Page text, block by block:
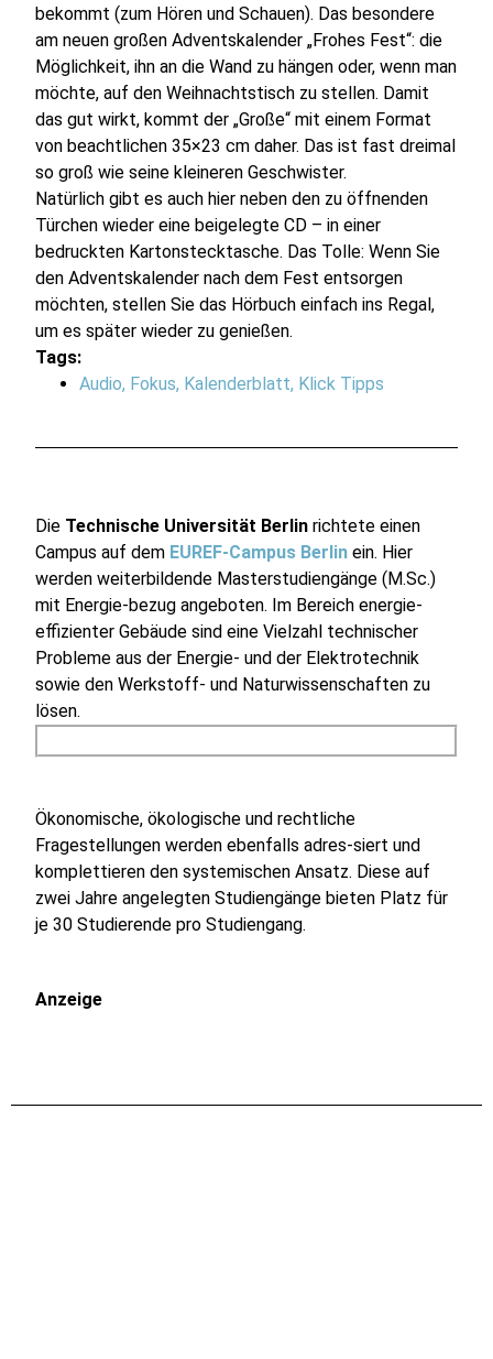
bekommt (zum Hören und Schauen). Das besondere
am neuen großen Adventskalender „Frohes Fest“: die
Möglichkeit, ihn an die Wand zu hängen oder, wenn man
möchte, auf den Weihnachtstisch zu stellen. Damit
das gut wirkt, kommt der „Große“ mit einem Format
von beachtlichen 35×23 cm daher. Das ist fast dreimal
so groß wie seine kleineren Geschwister.
Natürlich gibt es auch hier neben den zu öffnenden
Türchen wieder eine beigelegte CD – in einer
bedruckten Kartonstecktasche. Das Tolle: Wenn Sie
den Adventskalender nach dem Fest entsorgen
möchten, stellen Sie das Hörbuch einfach ins Regal,
um es später wieder zu genießen.
Tags:
Audio, Fokus, Kalenderblatt, Klick Tipps
Die Technische Universität Berlin richtete einen
Campus auf dem EUREF-Campus Berlin ein. Hier
werden weiterbildende Masterstudiengänge (M.Sc.)
mit Energie-bezug angeboten. Im Bereich energie-
effizienter Gebäude sind eine Vielzahl technischer
Probleme aus der Energie- und der Elektrotechnik
sowie den Werkstoff- und Naturwissenschaften zu
lösen.
Ökonomische, ökologische und rechtliche
Fragestellungen werden ebenfalls adres-siert und
komplettieren den systemischen Ansatz. Diese auf
zwei Jahre angelegten Studiengänge bieten Platz für
je 30 Studierende pro Studiengang.
Anzeige